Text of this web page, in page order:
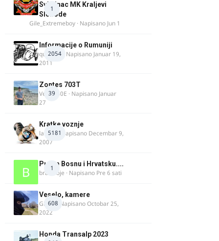
1
Svilajnac MK Kraljevi
Slobode
Gile_Extremeboy · Napisano Jun 1
2054
Informacije o Rumuniji
quasaar · Napisano Januar 19,
2011
39
Zontes 703T
Verdi350E · Napisano Januar
27
5181
Kratke voznje
lalajko· Napisano Decembar 9,
2007
1
Put za Bosnu i Hrvatsku....
bradivoje · Napisano Pre 6 sati
608
Veselo, kamere
GR 46· NapisanoOctobar 25,
2022
Honda Transalp 2023